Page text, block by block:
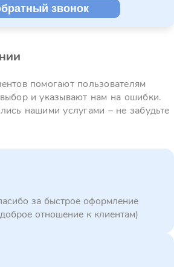
звонок
помогают пользователям
и указывают нам на ошибки.
нашими услугами – не забудьте
за быстрое оформление
отношение к клиентам)